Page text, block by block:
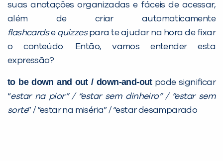
suas anotações organizadas e fáceis de acessar,
além de criar automaticamente
flashcardsequizzespara te ajudar na hora de fixar
o conteúdo. Então, vamos entender esta
expressão?
to be down and out / down-and-outpode significar
“estar na pior” / “estar sem dinheiro” / “estar sem
sorte” / “estar na miséria” / “estar desamparado